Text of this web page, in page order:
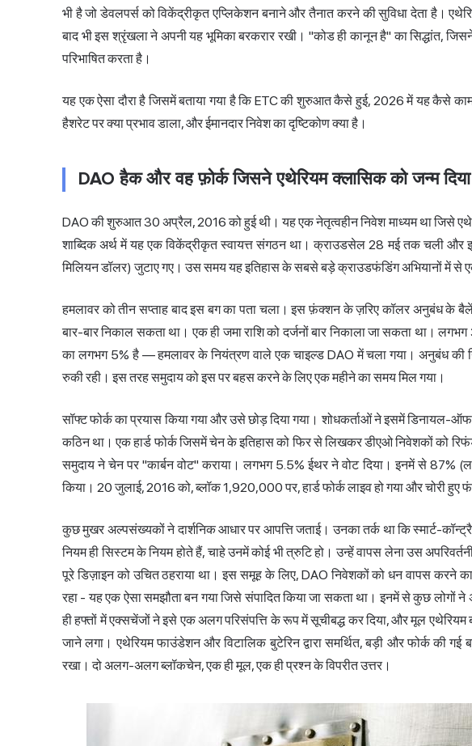
भी है जो डेवलपर्स को विकेंद्रीकृत एप्लिकेशन बनाने और तैनात करने की सुविधा देता
बाद भी इस श्रृंखला ने अपनी यह भूमिका बरकरार रखी। "कोड ही कानून है" का सिद्धांत,
परिभाषित करता है।
यह एक ऐसा दौरा है जिसमें बताया गया है कि ETC की शुरुआत कैसे हुई, 2026 में यह कैसे
हैशरेट पर क्या प्रभाव डाला, और ईमानदार निवेश का दृष्टिकोण क्या है।
DAO हैक और वह फ़ोर्क जिसने एथेरियम क्लासिक को जन्म दिया
DAO की शुरुआत 30 अप्रैल, 2016 को हुई थी। यह एक नेतृत्वहीन निवेश माध्यम था जिसे
शाब्दिक अर्थ में यह एक विकेंद्रीकृत स्वायत्त संगठन था। क्राउडसेल 28 मई तक चली
मिलियन डॉलर) जुटाए गए। उस समय यह इतिहास के सबसे बड़े क्राउडफंडिंग अभियानों में से
हमलावर को तीन सप्ताह बाद इस बग का पता चला। इस फ़ंक्शन के ज़रिए कॉलर अनुबंध के
बार-बार निकाल सकता था। एक ही जमा राशि को दर्जनों बार निकाला जा सकता था।
का लगभग 5% है — हमलावर के नियंत्रण वाले एक चाइल्ड DAO में चला गया। अनुबंध की
रुकी रही। इस तरह समुदाय को इस पर बहस करने के लिए एक महीने का समय मिल गया।
सॉफ्ट फोर्क का प्रयास किया गया और उसे छोड़ दिया गया। शोधकर्ताओं ने इसमें डिनायल-
कठिन था। एक हार्ड फोर्क जिसमें चेन के इतिहास को फिर से लिखकर डीएओ निवेशकों को
समुदाय ने चेन पर "कार्बन वोट" कराया। लगभग 5.5% ईथर ने वोट दिया। इनमें से 87%
किया। 20 जुलाई, 2016 को, ब्लॉक 1,920,000 पर, हार्ड फोर्क लाइव हो गया और चोरी हुए
कुछ मुखर अल्पसंख्यकों ने दार्शनिक आधार पर आपत्ति जताई। उनका तर्क था कि स्मार्ट-
नियम ही सिस्टम के नियम होते हैं, चाहे उनमें कोई भी त्रुटि हो। उन्हें वापस लेना उस
पूरे डिज़ाइन को उचित ठहराया था। इस समूह के लिए, DAO निवेशकों को धन वापस करने
रहा - यह एक ऐसा समझौता बन गया जिसे संपादित किया जा सकता था। इनमें से कुछ लोगों
ही हफ्तों में एक्सचेंजों ने इसे एक अलग परिसंपत्ति के रूप में सूचीबद्ध कर दिया, और मूल
जाने लगा। एथेरियम फाउंडेशन और विटालिक बुटेरिन द्वारा समर्थित, बड़ी और फोर्क की
रखा। दो अलग-अलग ब्लॉकचेन, एक ही मूल, एक ही प्रश्न के विपरीत उत्तर।